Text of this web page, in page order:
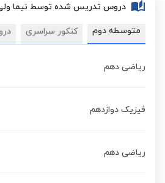
دروس تدریس شده توسط نیما ولی
متوسطه دوم کنکور سراسری
ریاضی دهم
فیزیک دوازدهم
ریاضی دهم